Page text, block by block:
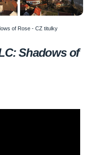
of Rose - CZ titulky
Shadows of